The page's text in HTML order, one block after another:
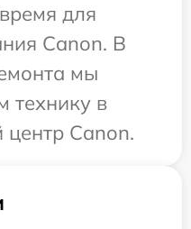
для
Canon. В
мы
технику в
центр Canon.